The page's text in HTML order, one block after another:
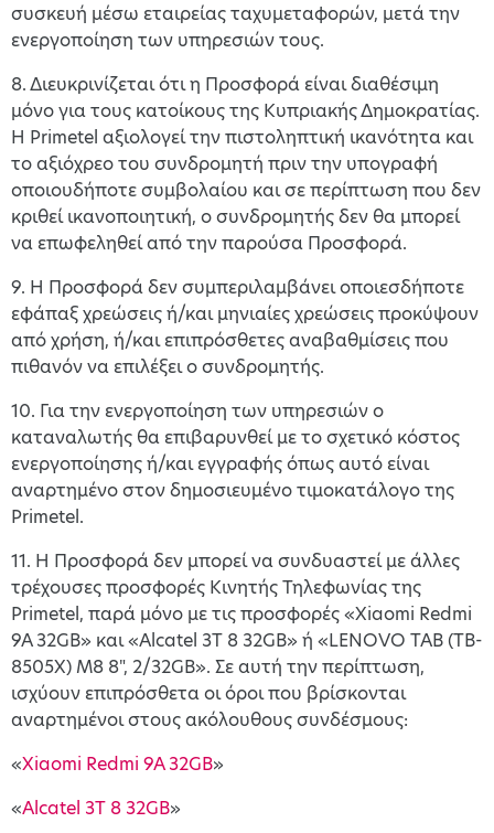
συσκευή μέσω εταιρείας ταχυμεταφορών, μετά την
ενεργοποίηση των υπηρεσιών τους.
8. Διευκρινίζεται ότι η Προσφορά είναι διαθέσιμη
μόνο για τους κατοίκους της Κυπριακής Δημοκρατίας.
Η Primetel αξιολογεί την πιστοληπτική ικανότητα και
το αξιόχρεο του συνδρομητή πριν την υπογραφή
οποιουδήποτε συμβολαίου και σε περίπτωση που δεν
κριθεί ικανοποιητική, ο συνδρομητής δεν θα μπορεί
να επωφεληθεί από την παρούσα Προσφορά.
9. Η Προσφορά δεν συμπεριλαμβάνει οποιεσδήποτε
εφάπαξ χρεώσεις ή/και μηνιαίες χρεώσεις προκύψουν
από χρήση, ή/και επιπρόσθετες αναβαθμίσεις που
πιθανόν να επιλέξει ο συνδρομητής.
10. Για την ενεργοποίηση των υπηρεσιών ο
καταναλωτής θα επιβαρυνθεί με το σχετικό κόστος
ενεργοποίησης ή/και εγγραφής όπως αυτό είναι
αναρτημένο στον δημοσιευμένο τιμοκατάλογο της
Primetel.
11. Η Προσφορά δεν μπορεί να συνδυαστεί με άλλες
τρέχουσες προσφορές Κινητής Τηλεφωνίας της
Primetel, παρά μόνο με τις προσφορές «Xiaomi Redmi
9A 32GB» και «Alcatel 3T 8 32GB» ή «LENOVO TAB (TB-
8505X) M8 8", 2/32GB». Σε αυτή την περίπτωση,
ισχύουν επιπρόσθετα οι όροι που βρίσκονται
αναρτημένοι στους ακόλουθους συνδέσμους:
«Xiaomi Redmi 9A 32GB»
«Alcatel 3T 8 32GB»